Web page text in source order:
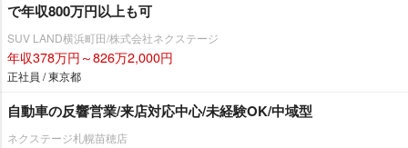
で年収800万円以上も可
SUV LAND横浜町田/株式会社ネクステージ
年収378万円～826万2,000円
正社員 / 東京都
自動車の反響営業/来店対応中心/未経験OK/中域型
ネクステージ札幌苗穂店